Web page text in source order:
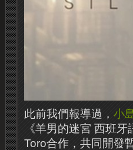
此前我們報導過， 小
《羊男的迷宮 西班
Toro合作，共同開發